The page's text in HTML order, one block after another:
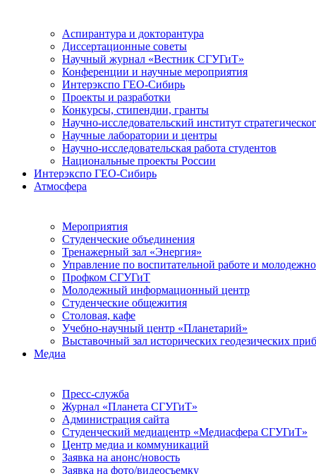
Аспирантура и докторантура
Диссертационные советы
Научный журнал «Вестник СГУГиТ»
Конференции и научные мероприятия
Интерэкспо ГЕО-Сибирь
Проекты и разработки
Конкурсы, стипендии, гранты
Научно-исследовательский институт
Научные лаборатории и центры
Научно-исследовательская работа студентов
Национальные проекты России
Интерэкспо ГЕО-Сибирь
Атмосфера
Мероприятия
Студенческие объединения
Тренажерный зал «Энергия»
Управление по воспитательной работе и
Профком СГУГиТ
Молодежный информационный центр
Студенческие общежития
Столовая, кафе
Учебно-научный центр «Планетарий»
Выставочный зал исторических геодезических
Медиа
Пресс-служба
Журнал «Планета СГУГиТ»
Администрация сайта
Студенческий медиацентр «Медиасфера СГУГиТ»
Центр медиа и коммуникаций
Заявка на анонс/новость
Заявка на фото/видеосъемку